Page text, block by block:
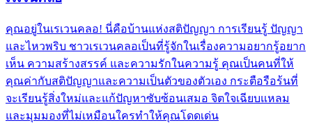
คุณอยู่ในเรเวนคลอ! นี่คือบ้านแห่งสติปัญญา การเรียนรู้ ปัญญา
และไหวพริบ ชาวเรเวนคลอเป็นที่รู้จักในเรื่องความอยากรู้อยาก
เห็น ความสร้างสรรค์ และความรักในความรู้ คุณเป็นคนที่ให้
คุณค่ากับสติปัญญาและความเป็นตัวของตัวเอง กระตือรือร้นที่
จะเรียนรู้สิ่งใหม่และแก้ปัญหาซับซ้อนเสมอ จิตใจเฉียบแหลม
และมุมมองที่ไม่เหมือนใครทำให้คุณโดดเด่น